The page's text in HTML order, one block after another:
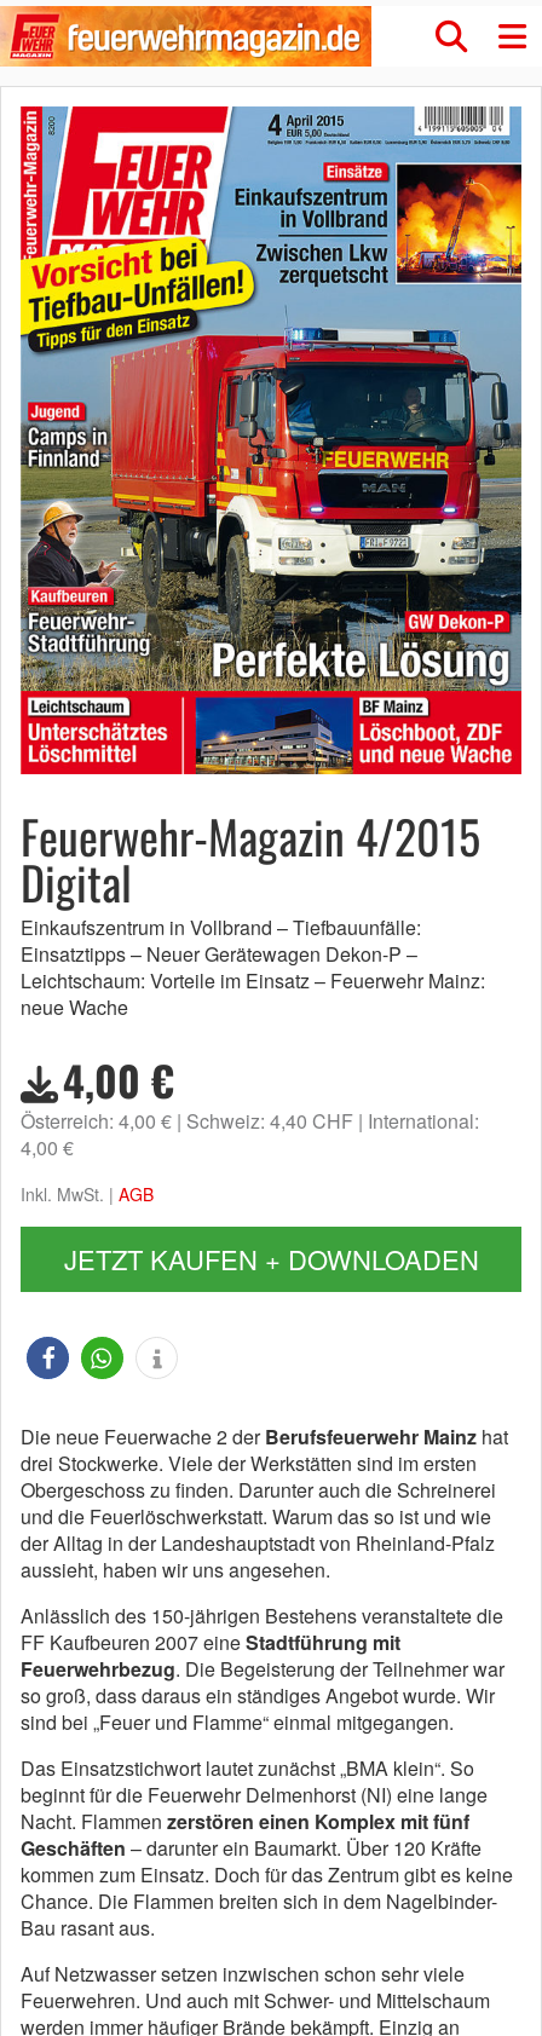
Feuerwehr-Magazin 4/2015
Digital
Einkaufszentrum in Vollbrand – Tiefbauunfälle:
Einsatztipps – Neuer Gerätewagen Dekon-P –
Leichtschaum: Vorteile im Einsatz – Feuerwehr Mainz:
neue Wache
4,00 €
Österreich: 4,00 € Schweiz: 4,40 CHF International:
4,00 €
Inkl. MwSt. | AGB
JETZT KAUFEN + DOWNLOADEN
Die neue Feuerwache 2 derBerufsfeuerwehr Mainz hat
drei Stockwerke. Viele der Werkstätten sind im ersten
Obergeschoss zu finden. Darunter auch die Schreinerei
und die Feuerlöschwerkstatt. Warum das so ist und wie
der Alltag in der Landeshauptstadt von Rheinland-Pfalz
aussieht, haben wir uns angesehen.
Anlässlich des 150-jährigen Bestehens veranstaltete die
FF Kaufbeuren 2007 eineStadtführung mit
Feuerwehrbezug. Die Begeisterung der Teilnehmer war
so groß, dass daraus ein ständiges Angebot wurde. Wir
sind bei „Feuer und Flamme“ einmal mitgegangen.
Das Einsatzstichwort lautet zunächst „BMA klein“. So
beginnt für die Feuerwehr Delmenhorst (NI) eine lange
Nacht. Flammen zerstören einen Komplex mit fünf
Geschäften – darunter ein Baumarkt. Über 120 Kräfte
kommen zum Einsatz. Doch für das Zentrum gibt es keine
Chance. Die Flammen breiten sich in dem Nagelbinder-
Bau rasant aus.
Auf Netzwasser setzen inzwischen schon sehr viele
Feuerwehren. Und auch mit Schwer- und Mittelschaum
werden immer häufiger Brände bekämpft. Einzig an